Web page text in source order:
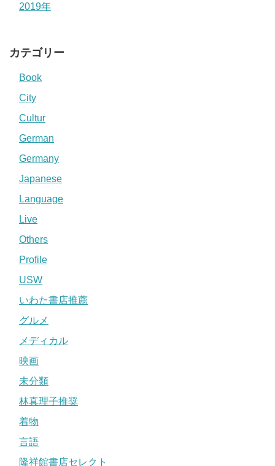
2019年
カテゴリー
Book
City
Cultur
German
Germany
Japanese
Language
Live
Others
Profile
USW
いわた書店推薦
グルメ
メディカル
映画
未分類
林真理子推奨
着物
言語
隆祥館書店セレクト